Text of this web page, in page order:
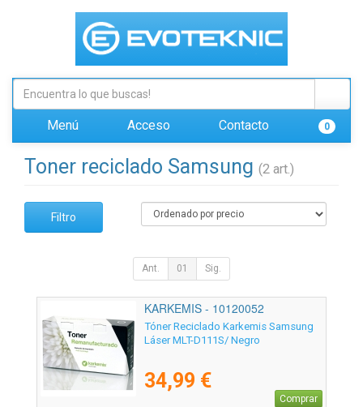
Menú Acceso Contacto 0
Toner reciclado Samsung (2 art.)
Filtro
Ant. 01 Sig.
KARKEMIS - 10120052
Tóner Reciclado Karkemis Samsung
Láser MLT-D111S/ Negro
34,99 €
Comprar